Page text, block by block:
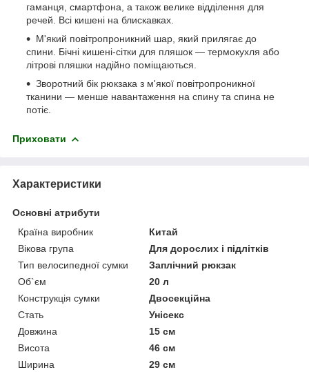
гаманця, смартфона, а також велике відділення для
речей. Всі кишені на блискавках.
М'який повітропроникний шар, який прилягає до
спини. Бічні кишені-сітки для пляшок — термокухля або
літрові пляшки надійно поміщаються.
Зворотний бік рюкзака з м'якої повітропроникної
тканини — менше навантаження на спину та спина не
потіє.
Приховати
Характеристики
Основні атрибути
Країна виробник
Китай
Вікова група
Для дорослих і підлітків
Тип велосипедної сумки
Заплічний рюкзак
Об`єм
20 л
Конструкція сумки
Двосекційна
Стать
Унісекс
Довжина
15 см
Висота
46 см
Ширина
29 см